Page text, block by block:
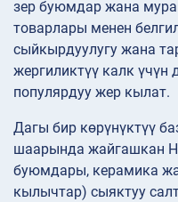
зер буюмдар жана
товарлары менен
сыйкырдуулугу жана
жергиликтүү калк үчүн
популярдуу жер кылат.
Дагы бир көрүнүктүү
шаарында жайгашкан
буюмдары, керамика
кылычтар) сыяктуу